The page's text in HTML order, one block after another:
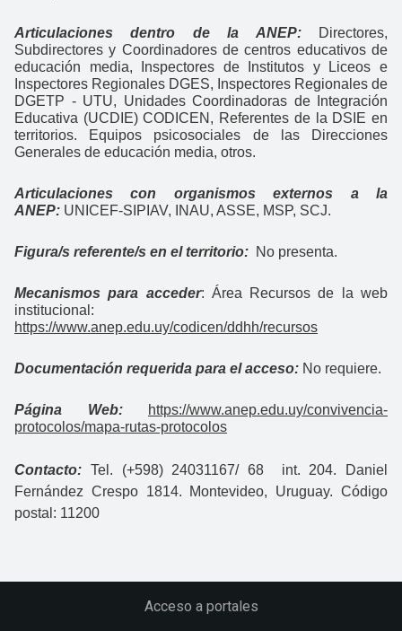
Articulaciones dentro de la ANEP:
Directores,
Subdirectores y Coordinadores de centros educativos de
educación media, Inspectores de Institutos y Liceos e
Inspectores Regionales DGES, Inspectores Regionales de
DGETP - UTU, Unidades Coordinadoras de Integración
Educativa (UCDIE) CODICEN, Referentes de la DSIE en
territorios. Equipos psicosociales de las Direcciones
Generales de educación media, otros.
Articulaciones con organismos externos a la
ANEP: UNICEF-SIPIAV, INAU, ASSE, MSP, SCJ.
Figura/s referente/s en el territorio: No presenta.
Mecanismos para acceder: Área Recursos de la web
institucional:
https://www.anep.edu.uy/codicen/ddhh/recursos
Documentación requerida para el acceso: No requiere.
Página Web:
https://www.anep.edu.uy/convivencia-
protocolos/mapa-rutas-protocolos
Contacto: Tel. (+598) 24031167/ 68 int. 204. Daniel
Fernández Crespo 1814. Montevideo, Uruguay. Código
postal: 11200
Acceso a portales